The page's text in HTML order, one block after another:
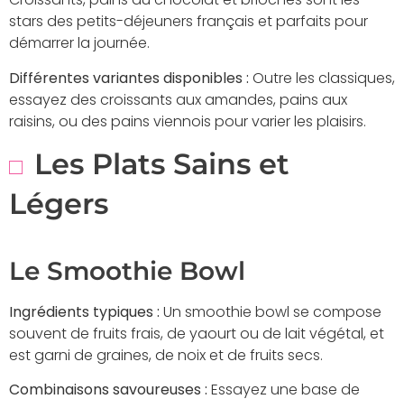
stars des petits-déjeuners français et parfaits pour
démarrer la journée.
Différentes variantes disponibles : Outre les classiques,
essayez des croissants aux amandes, pains aux
raisins, ou des pains viennois pour varier les plaisirs.
Les Plats Sains et
Légers
Le Smoothie Bowl
Ingrédients typiques : Un smoothie bowl se compose
souvent de fruits frais, de yaourt ou de lait végétal, et
est garni de graines, de noix et de fruits secs.
Combinaisons savoureuses : Essayez une base de